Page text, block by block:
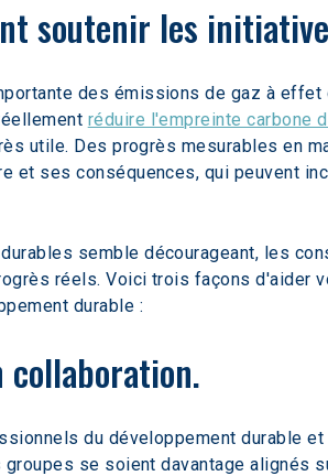
soutenir les
des émissions de gaz à effet
réduire l'empreinte carbone
utile. Des progrès mesurables en
et ses conséquences, qui peuvent
semble décourageant, les
réels. Voici trois façons d'aider
durable :
du développement durable
se soient davantage alignés